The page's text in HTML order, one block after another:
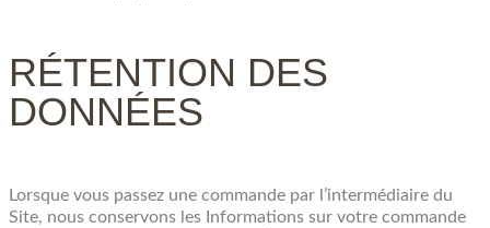
RÉTENTION DES
DONNÉES
Lorsque vous passez une commande par l’intermédiaire du
Site, nous conservons les Informations sur votre commande